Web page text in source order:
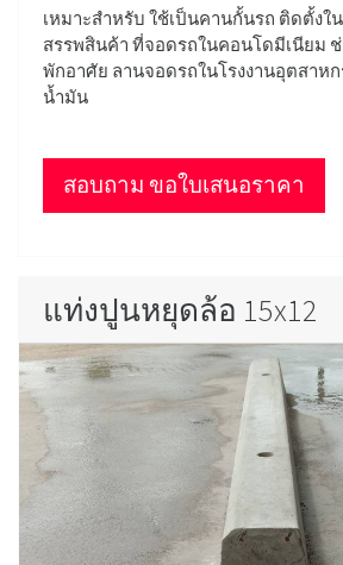
เหมาะสำหรับ ใช้เป็นคานกั้นรถ ติดตั้งใ
สรรพสินค้า ที่จอดรถในคอนโดมีเนียม
พักอาศัย ลานจอดรถในโรงงานอุตสาห
น้ำมัน
สอบถาม ขอใบเสนอราคา
แท่งปูนหยุดล้อ 15x12